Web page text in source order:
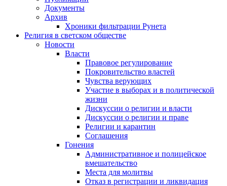
Документы
Архив
Хроники фильтрации Рунета
Религия в светском обществе
Новости
Власти
Правовое регулирование
Покровительство властей
Чувства верующих
Участие в выборах и в политической
жизни
Дискуссии о религии и власти
Дискуссии о религии и праве
Религии и карантин
Соглашения
Гонения
Административное и полицейское
вмешательство
Места для молитвы
Отказ в регистрации и ликвидация